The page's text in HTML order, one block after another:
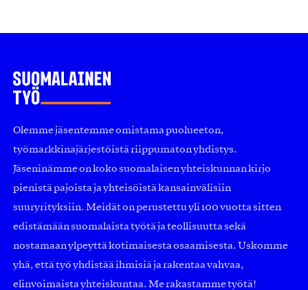
Olemme jäsentemme omistama puolueeton,
työmarkkinajärjestöistä riippumaton yhdistys.
Jäseninämme on koko suomalaisen yhteiskunnan kirjo
pienistä pajoista ja yhteisöistä kansainvälisiin
suuryrityksiin. Meidät on perustettu yli 100 vuotta sitten
edistämään suomalaista työtä ja teollisuutta sekä
nostamaan ylpeyttä kotimaisesta osaamisesta. Uskomme
yhä, että työ yhdistää ihmisiä ja rakentaa vahvaa,
elinvoimaista yhteiskuntaa. Me rakastamme työtä!